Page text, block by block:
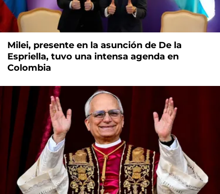
Milei, presente en la asunción de De la
Espriella, tuvo una intensa agenda en
Colombia